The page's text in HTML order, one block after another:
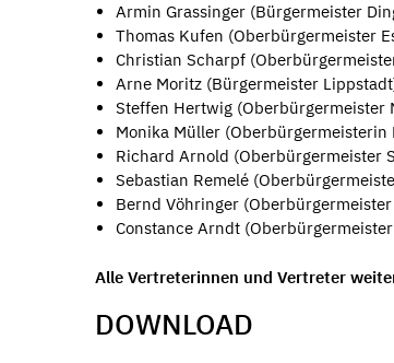
Armin Grassinger (Bürgermeister
Thomas Kufen (Oberbürgermeister
Christian Scharpf
Arne Moritz (Bürgermeister
Steffen Hertwig (Oberbürgermeister
Monika Müller (Oberbürgermeisterin
Richard Arnold (Oberbürgermeister
Sebastian Remelé
Bernd Vöhringer
Constance Arndt
Alle Vertreterinnen und Vertreter
DOWNLOAD